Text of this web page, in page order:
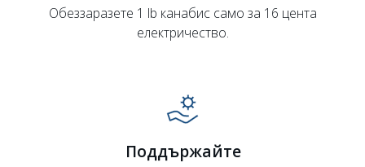
Обеззаразете 1 lb канабис само за 16 цента
електричество.
Поддържайте